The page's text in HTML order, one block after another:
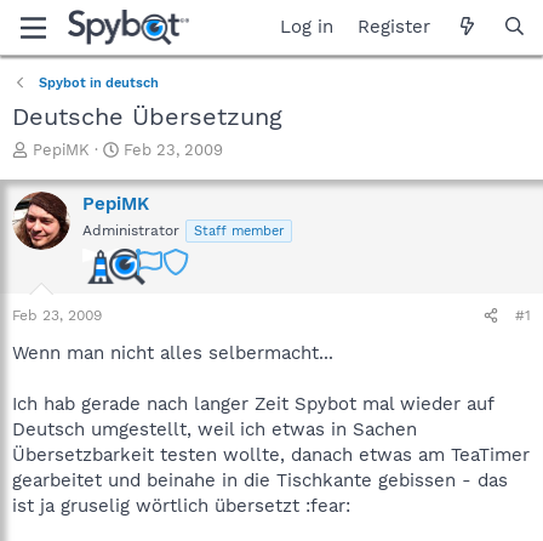
Log in Register
Spybot in deutsch
Deutsche Übersetzung
T
r
e
a
a
r
r
PepiMK
S
a
r
t
d
a
Feb 23, 2009
PepiMK
Administrator Staff member
Feb 23, 2009 #1
Wenn man nicht alles selbermacht...
Ich hab gerade nach langer Zeit Spybot mal wieder auf
Deutsch umgestellt, weil ich etwas in Sachen
Übersetzbarkeit testen wollte, danach etwas am TeaTimer
gearbeitet und beinahe in die Tischkante gebissen - das
ist ja gruselig wörtlich übersetzt :fear: